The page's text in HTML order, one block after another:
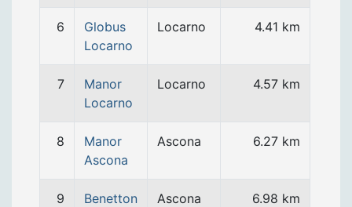
6
Globus
Locarno
Locarno 4.41 km
7
Manor
Locarno
Locarno 4.57 km
8
Manor
Ascona
Ascona 6.27 km
9
Benetton
Ascona 6.98 km